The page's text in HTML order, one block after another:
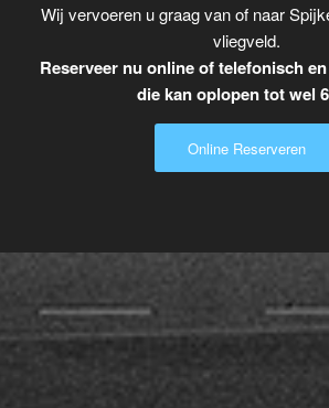
Wij vervoeren u graag van of naar
vliegveld.
Reserveer nu online of telefonisch
die kan oplopen tot wel
Online Reserveren